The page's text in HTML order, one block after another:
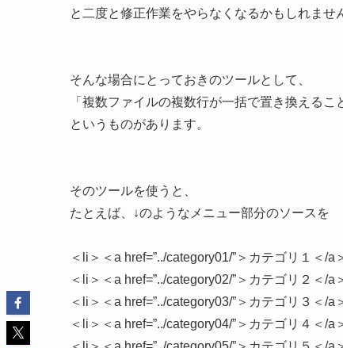
と二度と修正作業をやらなくなるかもしれませ
そんな場合にとっておきのツールとして、
「複数ファイルの複数行が一括で置き換えるこ
というものがあります。
そのツールを使うと、
たとえば、↓のようなメニュー部分のソースを
＜li＞＜a href=”../category01/”＞カテゴリ１＜/a
＜li＞＜a href=”../category02/”＞カテゴリ２＜/a
＜li＞＜a href=”../category03/”＞カテゴリ３＜/a
＜li＞＜a href=”../category04/”＞カテゴリ４＜/a